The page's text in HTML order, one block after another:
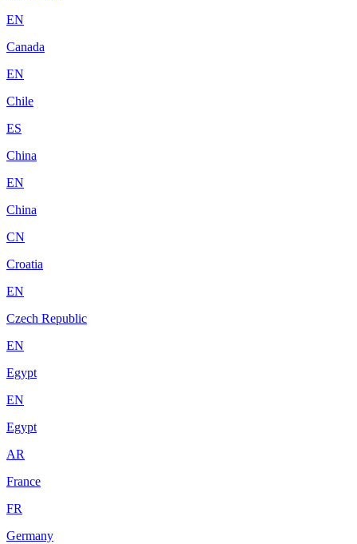
EN
Canada
EN
Chile
ES
China
EN
China
CN
Croatia
EN
Czech Republic
EN
Egypt
EN
Egypt
AR
France
FR
Germany